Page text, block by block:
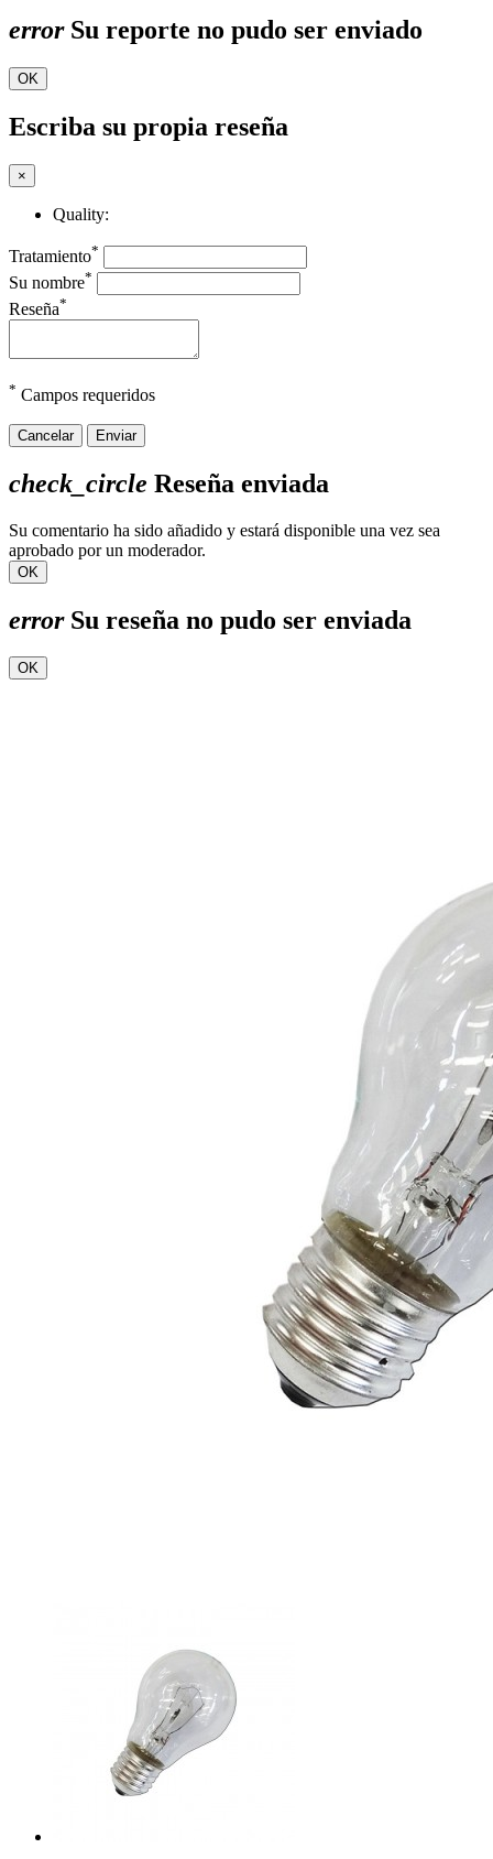
errorSu reporte no pudo ser enviado
OK
Escriba su propia reseña
×
Quality:
Tratamiento*
Su nombre*
Reseña*
* Campos requeridos
Cancelar Enviar
check_circle Reseña enviada
Su comentario ha sido añadido y estará disponible una vez sea
aprobado por un moderador.
OK
errorSu reseña no pudo ser enviada
OK